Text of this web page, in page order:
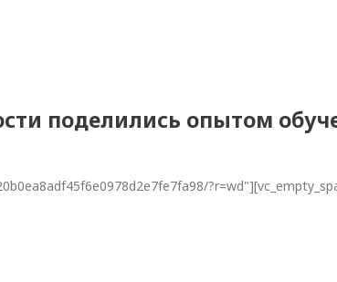
поделились опытом